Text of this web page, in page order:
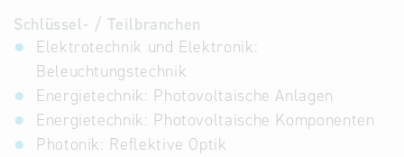
Schlüssel- / Teilbranchen
Elektrotechnik und Elektronik:
Beleuchtungstechnik
Energietechnik: Photovoltaische Anlagen
Energietechnik: Photovoltaische Komponenten
Photonik: Reflektive Optik